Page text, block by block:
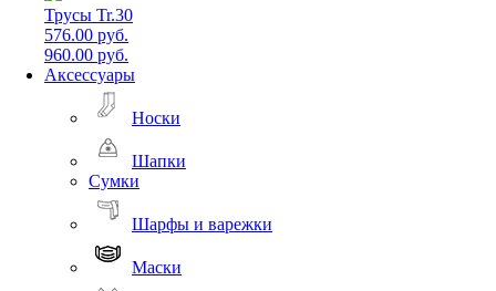
Трусы Tr.30
576.00 руб.
960.00 руб.
Аксессуары
Носки
Шапки
Сумки
Шарфы и варежки
Маски